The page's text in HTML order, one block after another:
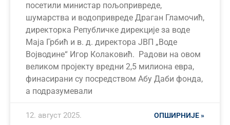
посетили министар пољопривреде,
шумарства и водопривреде Драган Гламочић,
директорка Републичке дирекције за воде
Маја Грбић и в. д. директора ЈВП „Воде
Војводине“ Игор Колаковић. Радови на овом
великом пројекту вредни 2,5 милиона евра,
финасирани су посредством Абу Даби фонда,
а подразумевали
ОПШИРНИЈЕ »
12. август 2025.